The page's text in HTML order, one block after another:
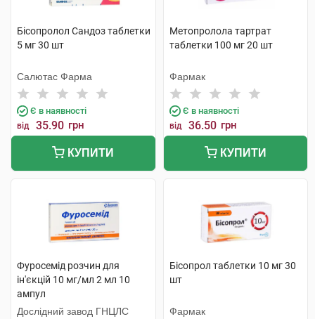
Бісопролол Сандоз таблетки
5 мг 30 шт
Салютас Фарма
Є в наявності
від 35.90 грн
КУПИТИ
Метопролола тартрат
таблетки 100 мг 20 шт
Фармак
Є в наявності
від 36.50 грн
КУПИТИ
Фуросемід розчин для
ін'єкцій 10 мг/мл 2 мл 10
ампул
Дослідний завод ГНЦЛС
Бісопрол таблетки 10 мг 30
шт
Фармак